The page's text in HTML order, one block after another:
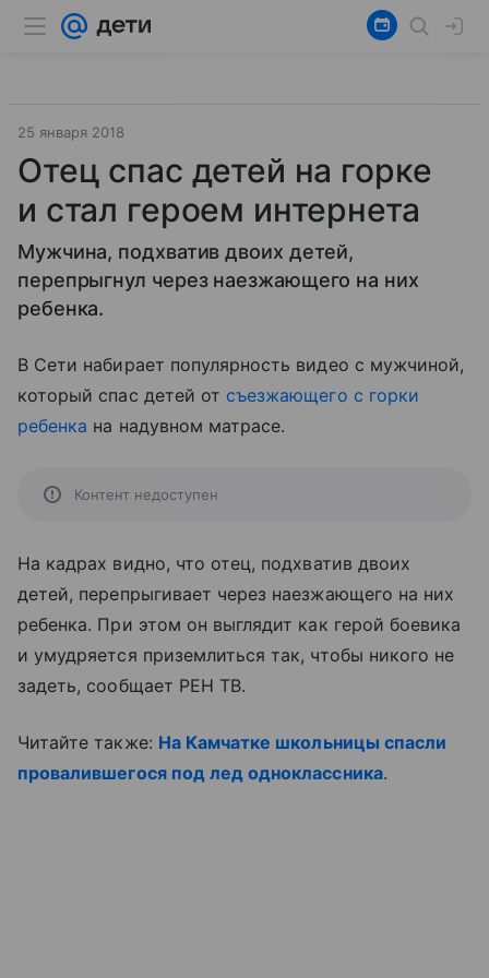
25 января 2018
Отец спас детей на горке
и стал героем интернета
Мужчина, подхватив двоих детей,
перепрыгнул через наезжающего на них
ребенка.
В Сети набирает популярность видео с мужчиной,
который спас детей от съезжающего с горки
ребенка на надувном матрасе.
Контент недоступен
На кадрах видно, что отец, подхватив двоих
детей, перепрыгивает через наезжающего на них
ребенка. При этом он выглядит как герой боевика
и умудряется приземлиться так, чтобы никого не
задеть, сообщает РЕН ТВ.
Читайте также: На Камчатке школьницы спасли
провалившегося под лед одноклассника.